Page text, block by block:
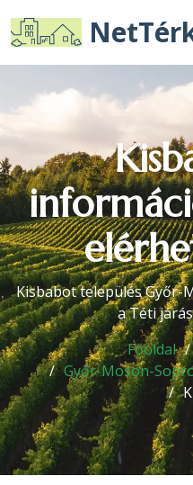
Kisbabot település Győr-
a Téti
Főoldal
Győr-Moson-